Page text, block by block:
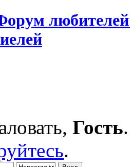
Гость
.